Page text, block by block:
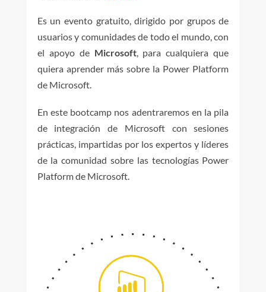
Es un evento gratuito, dirigido por grupos de
usuarios y comunidades de todo el mundo, con
el apoyo de Microsoft, para cualquiera que
quiera aprender más sobre la Power Platform
de Microsoft.
En este bootcamp nos adentraremos en la pila
de integración de Microsoft con sesiones
prácticas, impartidas por los expertos y líderes
de la comunidad sobre las tecnologías Power
Platform de Microsoft.